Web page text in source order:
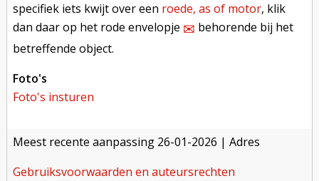
specifiek iets kwijt over een roede, as of motor, klik
dan daar op het rode envelopje ✉︎ behorende bij het
betreffende object.
foto's
foto's insturen
meest recente aanpassing 26-01-2026 | Adres
gebruiksvoorwaarden en auteursrechten